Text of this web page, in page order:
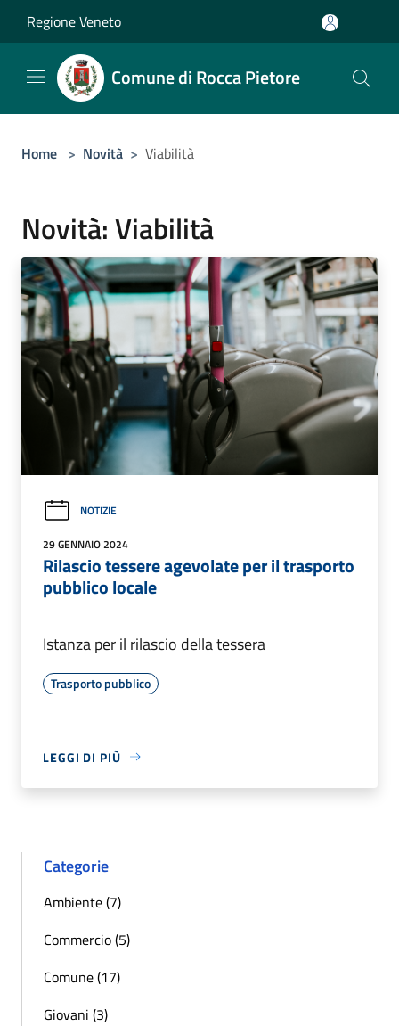
Regione Veneto
Comune di Rocca Pietore
Home > Novità > Viabilità
Novità: Viabilità
NOTIZIE
29 GENNAIO 2024
Rilascio tessere agevolate per il trasporto
pubblico locale
Istanza per il rilascio della tessera
Trasporto pubblico
LEGGI DI PIÙ
Categorie
Ambiente (7)
Commercio (5)
Comune (17)
Giovani (3)